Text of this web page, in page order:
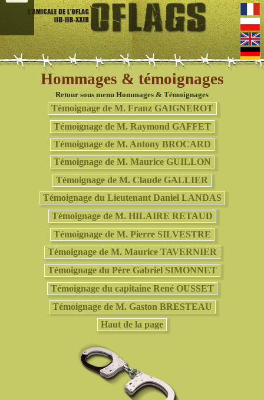
Hommages & témoignages
Retour sous menu Hommages & Témoignages
Témoignage de M. Franz GAIGNEROT
Témoignage de M. Raymond GAFFET
Témoignage de M. Antony BROCARD
Témoignage de M. Maurice GUILLON
Témoignage de M. Claude GALLIER
Témoignage du Lieutenant Daniel LANDAS
Témoignage de M. HILAIRE RETAUD
Témoignage de M. Pierre SILVESTRE
Témoignage de M. Maurice TAVERNIER
Témoignage du Père Gabriel SIMONNET
Témoignage du capitaine René OUSSET
Témoignage de M. Gaston BRESTEAU
Haut de la page